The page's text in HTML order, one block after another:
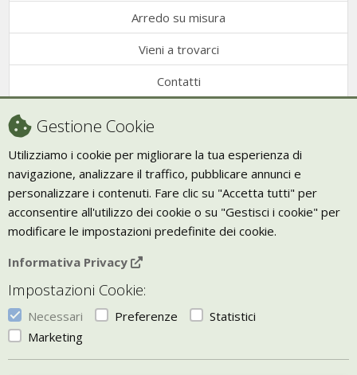
Arredo su misura
Vieni a trovarci
Contatti
Trasporto
Giornale Bio
Bio Arredamento
Vivere Zen è un marchio di Uketis srls
p.iva IT06473130828
Gestisci i Cookie
Gestione Cookie
Utilizziamo i cookie per migliorare la tua esperienza di
navigazione, analizzare il traffico, pubblicare annunci e
personalizzare i contenuti. Fare clic su "Accetta tutti" per
acconsentire all'utilizzo dei cookie o su "Gestisci i cookie" per
modificare le impostazioni predefinite dei cookie.
Informativa Privacy
Impostazioni Cookie:
Necessari Preferenze
Statistici
Marketing